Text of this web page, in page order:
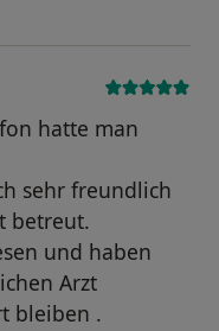
hatte man
sehr freundlich
betreut.
und haben
Arzt
bleiben .